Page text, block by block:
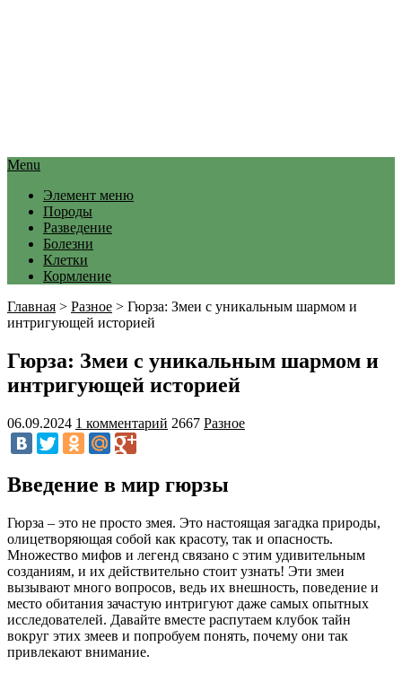
Menu
Элемент меню
Породы
Разведение
Болезни
Клетки
Кормление
Главная > Разное > Гюрза: Змеи с уникальным шармом и
интригующей историей
Гюрза: Змеи с уникальным шармом и
интригующей историей
06.09.2024 1 комментарий 2667 Разное
Введение в мир гюрзы
Гюрза – это не просто змея. Это настоящая загадка природы,
олицетворяющая собой как красоту, так и опасность.
Множество мифов и легенд связано с этим удивительным
созданиям, и их действительно стоит узнать! Эти змеи
вызывают много вопросов, ведь их внешность, поведение и
место обитания зачастую интригуют даже самых опытных
исследователей. Давайте вместе распутаем клубок тайн
вокруг этих змеев и попробуем понять, почему они так
привлекают внимание.